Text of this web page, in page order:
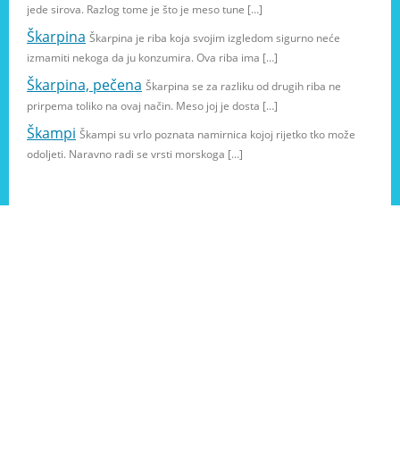
jede sirova. Razlog tome je što je meso tune […]
Škarpina Škarpina je riba koja svojim izgledom sigurno neće
izmamiti nekoga da ju konzumira. Ova riba ima […]
Škarpina, pečena Škarpina se za razliku od drugih riba ne
prirpema toliko na ovaj način. Meso joj je dosta […]
Škampi Škampi su vrlo poznata namirnica kojoj rijetko tko može
odoljeti. Naravno radi se vrsti morskoga […]